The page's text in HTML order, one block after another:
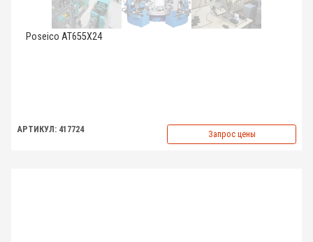
Poseico AT655X24
АРТИКУЛ: 417724 Запрос цены